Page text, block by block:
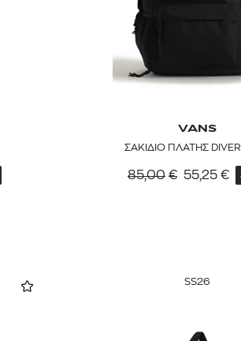
VANS
ΣΑΚΙΔΙΟ ΠΛΑΤΗΣ
85,00 € 55,25 €
SS26